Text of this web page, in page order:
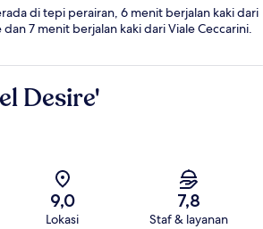
di tepi perairan, 6 menit berjalan kaki dari
dan 7 menit berjalan kaki dari Viale Ceccarini.
Desire'
9,0
Lokasi
7,8
Staf & layanan